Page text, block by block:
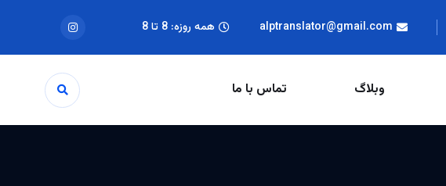
alptranslator@gmail.com همه روزه: 8 تا 8
وبلاگ تماس با ما